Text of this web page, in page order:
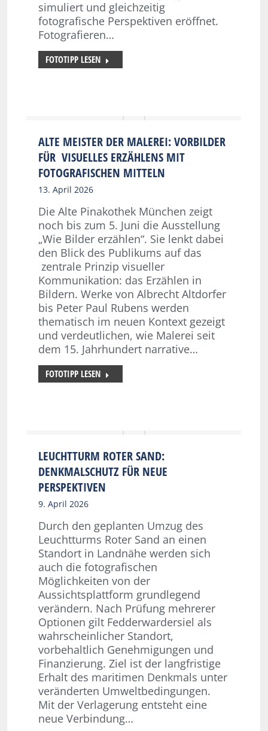
simuliert und gleichzeitig
fotografische Perspektiven eröffnet.
Fotografieren…
FOTOTIPP LESEN
ALTE MEISTER DER MALEREI: VORBILDER
FÜR VISUELLES ERZÄHLENS MIT
FOTOGRAFISCHEN MITTELN
13. April 2026
Die Alte Pinakothek München zeigt
noch bis zum 5. Juni die Ausstellung
„Wie Bilder erzählen“. Sie lenkt dabei
den Blick des Publikums auf das
zentrale Prinzip visueller
Kommunikation: das Erzählen in
Bildern. Werke von Albrecht Altdorfer
bis Peter Paul Rubens werden
thematisch im neuen Kontext gezeigt
und verdeutlichen, wie Malerei seit
dem 15. Jahrhundert narrative…
FOTOTIPP LESEN
LEUCHTTURM ROTER SAND:
DENKMALSCHUTZ FÜR NEUE
PERSPEKTIVEN
9. April 2026
Durch den geplanten Umzug des
Leuchtturms Roter Sand an einen
Standort in Landnähe werden sich
auch die fotografischen
Möglichkeiten von der
Aussichtsplattform grundlegend
verändern. Nach Prüfung mehrerer
Optionen gilt Fedderwardersiel als
wahrscheinlicher Standort,
vorbehaltlich Genehmigungen und
Finanzierung. Ziel ist der langfristige
Erhalt des maritimen Denkmals unter
veränderten Umweltbedingungen.
Mit der Verlagerung entsteht eine
neue Verbindung…